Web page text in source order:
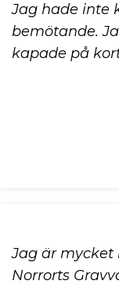
Jag hade inte
bemötande.
kapade på
Jag är
Norrorts